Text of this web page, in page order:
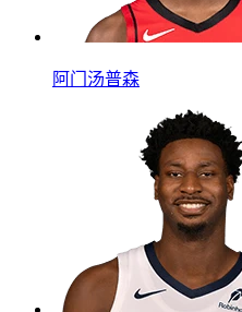
阿门汤普森